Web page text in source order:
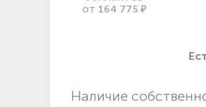
ОТ 164 775 ₽
Наличие